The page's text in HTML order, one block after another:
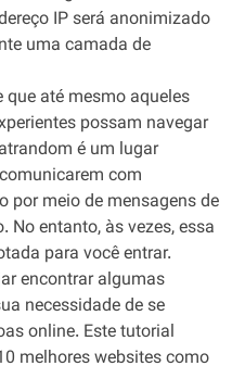
IP será anonimizado
uma camada de
até mesmo aqueles
possam navegar
é um lugar
com
por meio de mensagens de
entanto, às vezes, essa
para você entrar.
encontrar algumas
necessidade de se
online. Este tutorial
melhores websites como